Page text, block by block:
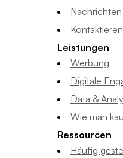
Nachrichten
Leistungen
Werbung
Digitale
Data &
Wie man
Ressourcen
Häufig